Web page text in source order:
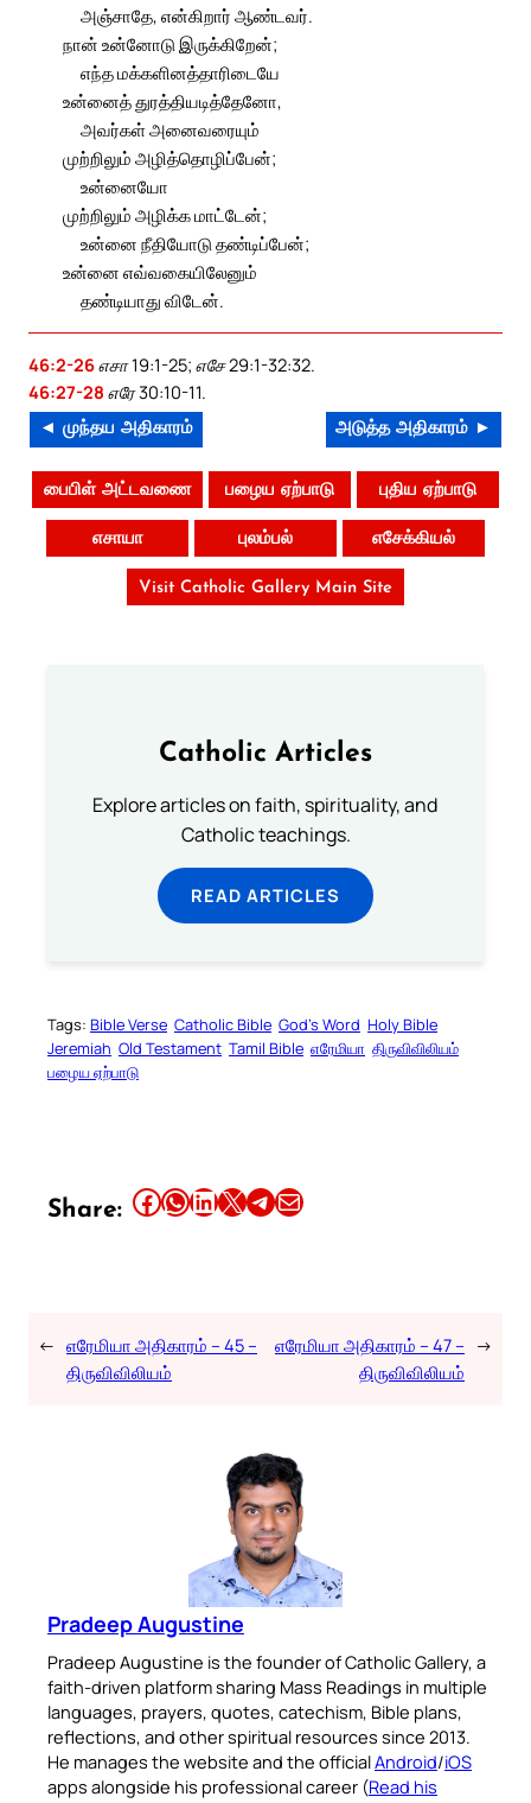
அஞ்சாதே, என்கிறார் ஆண்டவர்.
நான் உன்னோடு இருக்கிறேன்;
எந்த மக்களினத்தாரிடையே
உன்னைத் துரத்தியடித்தேனோ,
அவர்கள் அனைவரையும்
முற்றிலும் அழித்தொழிப்பேன்;
உன்னையோ
முற்றிலும் அழிக்க மாட்டேன்;
உன்னை நீதியோடு தண்டிப்பேன்;
உன்னை எவ்வகையிலேனும்
தண்டியாது விடேன்.
46:2-26எசா 19:1-25; எசே 29:1-32:32.
46:27-28 எரே 30:10-11.
◄ முந்தய அதிகாரம் அடுத்த அதிகாரம் ►
பைபிள் அட்டவணை பழைய ஏற்பாடு புதிய ஏற்பாடு
எசாயா புலம்பல் எசேக்கியல்
Visit Catholic Gallery Main Site
Catholic Articles
Explore articles on faith, spirituality, and
Catholic teachings.
READ ARTICLES
Tags: Bible Verse Catholic Bible God’s Word Holy Bible
Jeremiah Old Testament Tamil Bible எரேமியா திருவிவிலியம்
பழைய ஏற்பாடு
Share: Share this article on Facebook Share this article on WhatsApp Share this article on LinkedIn Share this article on X Share this article on TelegramEmail this Article
← எரேமியா அதிகாரம் – 45 –
திருவிவிலியம்
எரேமியா அதிகாரம் – 47 –
திருவிவிலியம்
→
Pradeep Augustine
Pradeep Augustine is the founder of Catholic Gallery, a
faith-driven platform sharing Mass Readings in multiple
languages, prayers, quotes, catechism, Bible plans,
reflections, and other spiritual resources since 2013.
He manages the website and the officialAndroid/iOS
apps alongside his professional career (Read his